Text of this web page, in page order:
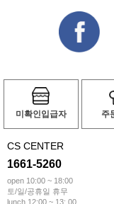
미확인입급자 주
CS CENTER
1661-5260
open 10:00 ~ 18:00
토/일/공휴일 휴무
lunch 12:00 ~ 13: 00